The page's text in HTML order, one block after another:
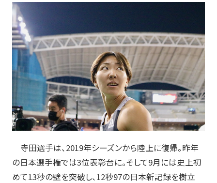
寺田選手は、2019年シーズンから陸上に復帰。昨年
の日本選手権では3位表彰台に。そして9月には史上初
めて13秒の壁を突破し、12秒97の日本新記録を樹立